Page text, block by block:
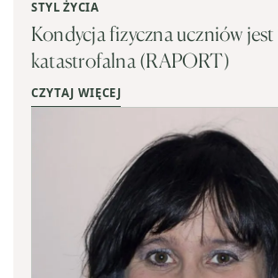
STYL ŻYCIA
Kondycja fizyczna uczniów jest
katastrofalna (RAPORT)
CZYTAJ WIĘCEJ